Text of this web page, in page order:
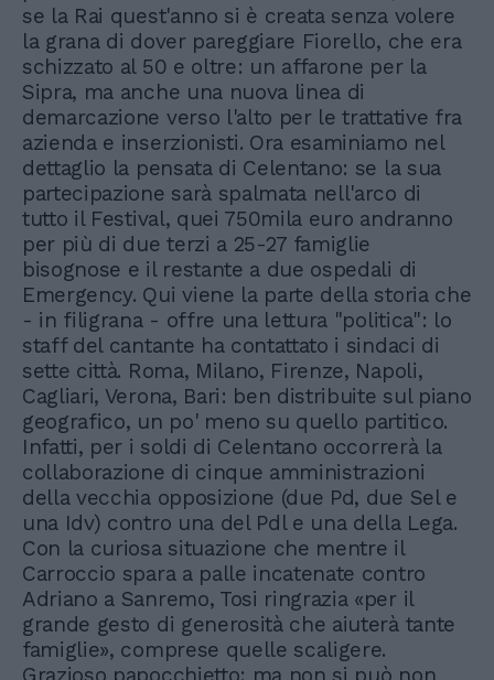
se la Rai quest'anno si è creata senza volere
la grana di dover pareggiare Fiorello, che era
schizzato al 50 e oltre: un affarone per la
Sipra, ma anche una nuova linea di
demarcazione verso l'alto per le trattative fra
azienda e inserzionisti. Ora esaminiamo nel
dettaglio la pensata di Celentano: se la sua
partecipazione sarà spalmata nell'arco di
tutto il Festival, quei 750mila euro andranno
per più di due terzi a 25-27 famiglie
bisognose e il restante a due ospedali di
Emergency. Qui viene la parte della storia che
- in filigrana - offre una lettura "politica": lo
staff del cantante ha contattato i sindaci di
sette città. Roma, Milano, Firenze, Napoli,
Cagliari, Verona, Bari: ben distribuite sul piano
geografico, un po' meno su quello partitico.
Infatti, per i soldi di Celentano occorrerà la
collaborazione di cinque amministrazioni
della vecchia opposizione (due Pd, due Sel e
una Idv) contro una del Pdl e una della Lega.
Con la curiosa situazione che mentre il
Carroccio spara a palle incatenate contro
Adriano a Sanremo, Tosi ringrazia «per il
grande gesto di generosità che aiuterà tante
famiglie», comprese quelle scaligere.
Grazioso papocchietto: ma non si può non